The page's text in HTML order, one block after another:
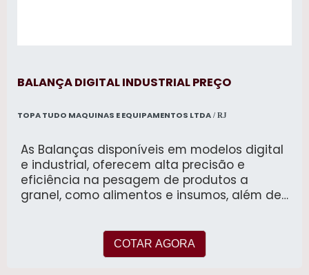
BALANÇA DIGITAL INDUSTRIAL PREÇO
TOPA TUDO MAQUINAS E EQUIPAMENTOS LTDA / RJ
As Balanças disponíveis em modelos digital
e industrial, oferecem alta precisão e
eficiência na pesagem de produtos a
granel, como alimentos e insumos, além de
tipos de estabelecimentos do mercado
varejista, desde os de pequeno porte, até
COTAR AGORA